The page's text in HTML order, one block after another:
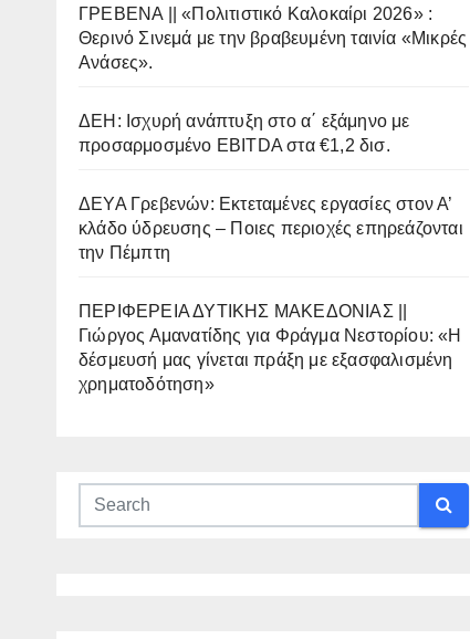
ΓΡΕΒΕΝΑ || «Πολιτιστικό Καλοκαίρι 2026» :
Θερινό Σινεμά με την βραβευμένη ταινία «Μικρές
Ανάσες».
ΔΕΗ: Ισχυρή ανάπτυξη στο α΄ εξάμηνο με
προσαρμοσμένο EBITDA στα €1,2 δισ.
ΔΕΥΑ Γρεβενών: Εκτεταμένες εργασίες στον Α’
κλάδο ύδρευσης – Ποιες περιοχές επηρεάζονται
την Πέμπτη
ΠΕΡΙΦΕΡΕΙΑ ΔΥΤΙΚΗΣ ΜΑΚΕΔΟΝΙΑΣ ||
Γιώργος Αμανατίδης για Φράγμα Νεστορίου: «Η
δέσμευσή μας γίνεται πράξη με εξασφαλισμένη
χρηματοδότηση»